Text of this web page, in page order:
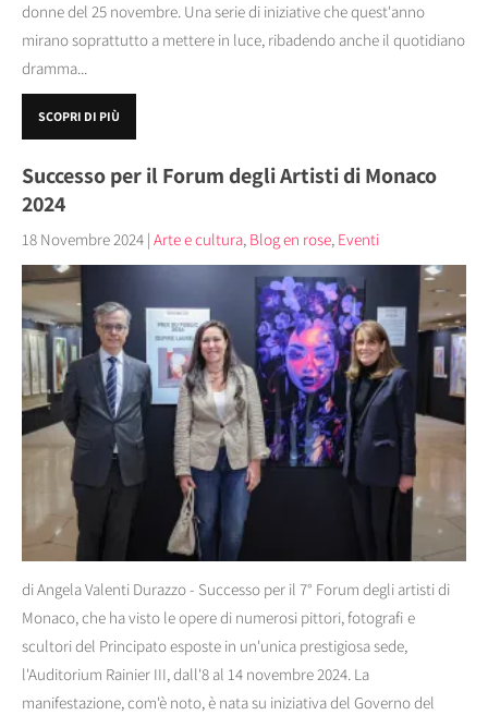
donne del 25 novembre. Una serie di iniziative che quest'anno
mirano soprattutto a mettere in luce, ribadendo anche il quotidiano
dramma...
SCOPRI DI PIÙ
Successo per il Forum degli Artisti di Monaco
2024
18 Novembre 2024 | Arte e cultura, Blog en rose, Eventi
di Angela Valenti Durazzo - Successo per il 7° Forum degli artisti di
Monaco, che ha visto le opere di numerosi pittori, fotografi e
scultori del Principato esposte in un'unica prestigiosa sede,
l'Auditorium Rainier III, dall'8 al 14 novembre 2024. La
manifestazione, com'è noto, è nata su iniziativa del Governo del